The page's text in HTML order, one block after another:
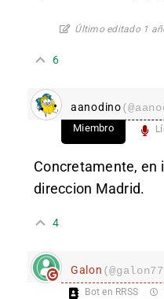
Último editado 1
6
aanodino
Miembro
Concretamente, en
direccion Madrid.
4
Galon
Bot en RRSS